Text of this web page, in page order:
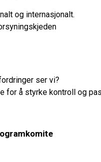
og internasjonalt.
ser vi?
for å styrke kontroll og